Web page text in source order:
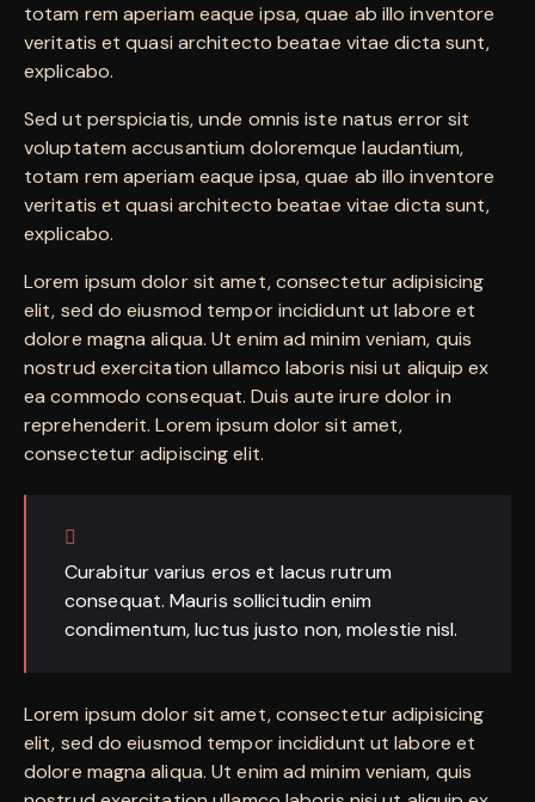
totam rem aperiam eaque ipsa, quae ab illo inventore
veritatis et quasi architecto beatae vitae dicta sunt,
explicabo.
Sed ut perspiciatis, unde omnis iste natus error sit
voluptatem accusantium doloremque laudantium,
totam rem aperiam eaque ipsa, quae ab illo inventore
veritatis et quasi architecto beatae vitae dicta sunt,
explicabo.
Lorem ipsum dolor sit amet, consectetur adipisicing
elit, sed do eiusmod tempor incididunt ut labore et
dolore magna aliqua. Ut enim ad minim veniam, quis
nostrud exercitation ullamco laboris nisi ut aliquip ex
ea commodo consequat. Duis aute irure dolor in
reprehenderit. Lorem ipsum dolor sit amet,
consectetur adipiscing elit.
Curabitur varius eros et lacus rutrum
consequat. Mauris sollicitudin enim
condimentum, luctus justo non, molestie nisl.
Lorem ipsum dolor sit amet, consectetur adipisicing
elit, sed do eiusmod tempor incididunt ut labore et
dolore magna aliqua. Ut enim ad minim veniam, quis